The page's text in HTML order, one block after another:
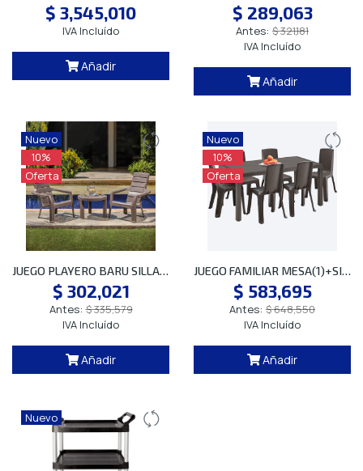
$ 3,545,010
IVA Incluído
Añadir
$ 289,063
Antes: $ 321,181
IVA Incluído
Añadir
Nuevo
10%
Oferta
JUEGO PLAYERO BARU SILLA PLAY(2)+MESA(1)
$ 302,021
Antes: $ 335,579
IVA Incluído
Añadir
Nuevo
10%
Oferta
JUEGO FAMILIAR MESA(1)+SILLAS(6)ETERNA W
$ 583,695
Antes: $ 648,550
IVA Incluído
Añadir
Nuevo